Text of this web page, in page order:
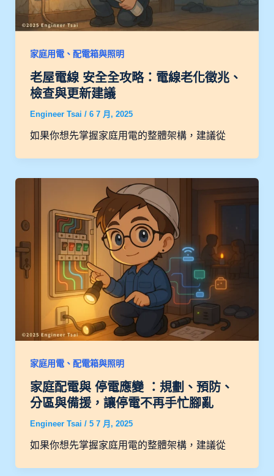
家庭用電、配電箱與照明
老屋電線 安全全攻略：電線老化徵兆、
檢查與更新建議
Engineer Tsai / 6 7 月, 2025
如果你想先掌握家庭用電的整體架構，建議從
家庭用電、配電箱與照明
家庭配電與 停電應變 ：規劃、預防、
分區與備援，讓停電不再手忙腳亂
Engineer Tsai / 5 7 月, 2025
如果你想先掌握家庭用電的整體架構，建議從